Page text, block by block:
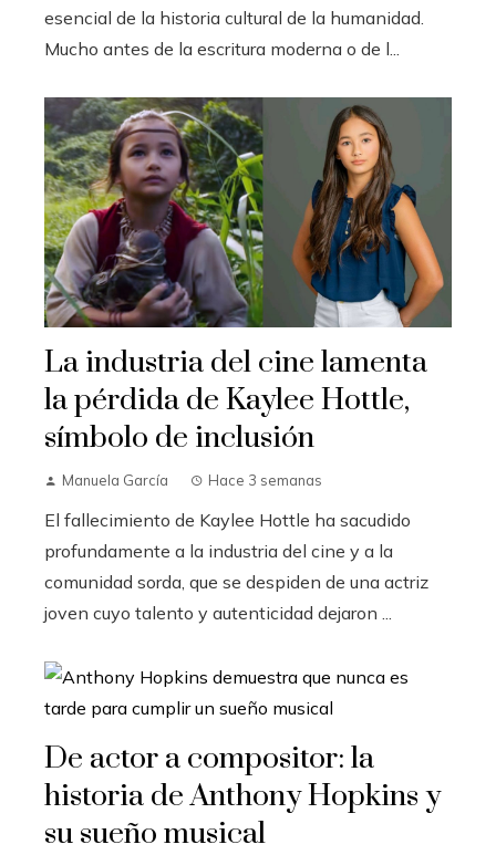
esencial de la historia cultural de la humanidad.
Mucho antes de la escritura moderna o de l...
La industria del cine lamenta
la pérdida de Kaylee Hottle,
símbolo de inclusión
Manuela García Hace 3 semanas
El fallecimiento de Kaylee Hottle ha sacudido
profundamente a la industria del cine y a la
comunidad sorda, que se despiden de una actriz
joven cuyo talento y autenticidad dejaron ...
De actor a compositor: la
historia de Anthony Hopkins y
su sueño musical